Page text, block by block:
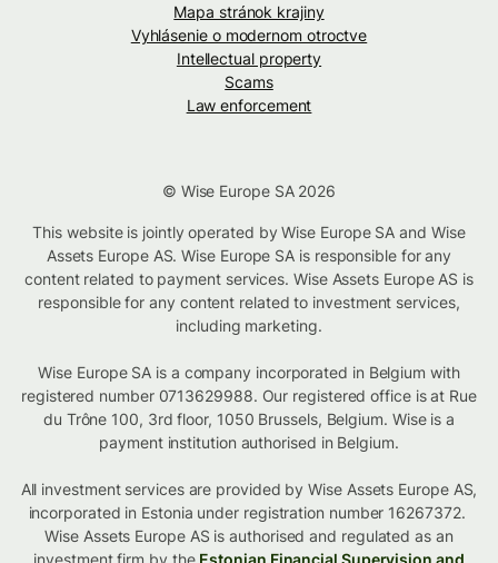
Mapa stránok krajiny
Vyhlásenie o modernom otroctve
Intellectual property
Scams
Law enforcement
© Wise Europe SA 2026
This website is jointly operated by Wise Europe SA and Wise
Assets Europe AS. Wise Europe SA is responsible for any
content related to payment services. Wise Assets Europe AS is
responsible for any content related to investment services,
including marketing.
Wise Europe SA is a company incorporated in Belgium with
registered number 0713629988. Our registered office is at Rue
du Trône 100, 3rd floor, 1050 Brussels, Belgium. Wise is a
payment institution authorised in Belgium.
All investment services are provided by Wise Assets Europe AS,
incorporated in Estonia under registration number 16267372.
Wise Assets Europe AS is authorised and regulated as an
investment firm by the Estonian Financial Supervision and